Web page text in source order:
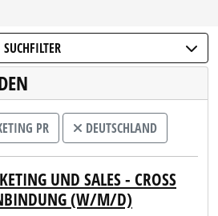
SUCHFILTER
PR DEUTSCHLAND
UND SALES - CROSS
(W/M/D)